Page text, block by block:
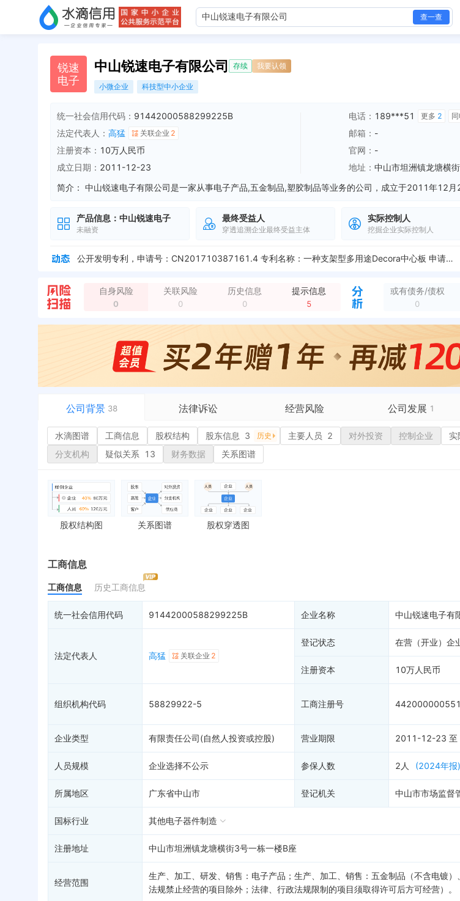
查一查
锐速
电子
中山锐速电子有限公司 存续 我要认领
小微企业 科技型中小企业
统一社会信用代码： 91442000588299225B
法定代表人： 高猛 关联企业 2
注册资本： 10万人民币
成立日期： 2011-12-23
电话： 189***51 更多 2
邮箱： -
官网： -
地址： 中山市坦洲镇龙塘横
简介：
产品信息： 中山锐速电子
未融资
最终受益人
穿透追溯企业最终受益主体
实际控制人
挖掘企业实际控制人
公开发明专利，申请号：CN201710387161.4 专利名称：一种支架型多用途Decora中心板 申请日期：2017-05-27 公开日期：2018-...
授权实用新型专利，申请号：CN201620518933.4 专利名称：一种转接模组卡接位 申请日期：2016-06-01 授权日期：2016-12-07
授权实用新型专利，申请号：CN201120385754.5 专利名称：一种可实现家庭影院功能的多用途面板 申请日期：2011-10-12 授权日期：201...
授权实用新型专利，申请号：CN201220089578.5 专利名称：一种多功能出线孔面板 申请日期：2012-03-12 授权日期：2012-12-05
自身风险
0
关联风险
0
历史信息
0
提示信息
5
或有债务/债权
0
公司背景 38 法律诉讼 经营风险 公司发展 1
水滴图谱
工商信息
股东信息
历史
主要人员 2
对外投资
控制企业
最终受益人
企业年报
13
工商自主公示
财务数据
司法案件
立案信息
法院公告
裁判文书
送达公告
被执行人
终本案件
询价评估
司法协助
或有债务债权
注销备案
融资历史
水滴图谱 工商信息 股权结构 股东信息 3 历史 主要人员 2 对外投资 控制企业 实
分支机构
疑似关系 13 财务数据 关系图谱
股权结构图 关系图谱 股权穿透图
工商信息
工商信息 历史工商信息
统一社会信用代码 91442000588299225B 企业名称 中山锐速电子有
法定代表人 高猛 关联企业 2
登记状态 在营（开业）企
注册资本 10万人民币
组织机构代码 58829922-5 工商注册号
企业类型 有限责任公司(自然人投资或控股) 营业期限 2011-12-23 至
人员规模 企业选择不公示 参保人数 2人 (2024年报)
所属地区 广东省中山市 登记机关 中山市市场监督
国标行业 其他电子器件制造
注册地址 中山市坦洲镇龙塘横街3号一栋一楼B座
经营范围
生产、加工、研发、销售：电子产品；生产、加工、销售：五金制品（不含电镀
法规禁止经营的项目除外；法律、行政法规限制的项目须取得许可后方可经营）